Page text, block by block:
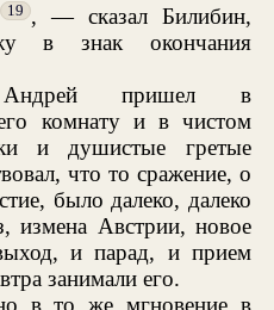
19 , — сказал Билибин,
в знак окончания
пришел в
комнату и в чистом
и душистые гретые
что то сражение, о
было далеко, далеко
измена Австрии, новое
и парад, и прием
занимали его.
в то же мгновение в